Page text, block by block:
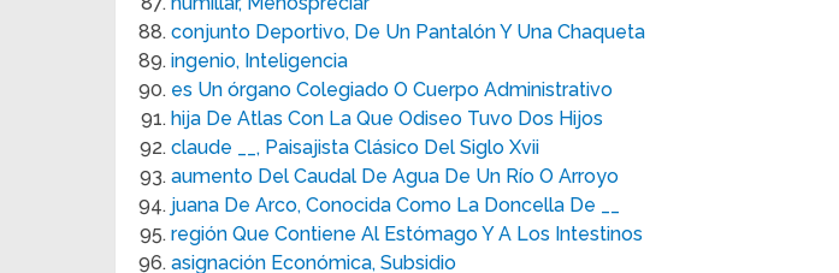
conjunto Deportivo, De Un Pantalón Y Una Chaqueta
ingenio, Inteligencia
es Un órgano Colegiado O Cuerpo Administrativo
hija De Atlas Con La Que Odiseo Tuvo Dos Hijos
claude __, Paisajista Clásico Del Siglo Xvii
aumento Del Caudal De Agua De Un Río O Arroyo
juana De Arco, Conocida Como La Doncella De __
región Que Contiene Al Estómago Y A Los Intestinos
asignación Económica, Subsidio